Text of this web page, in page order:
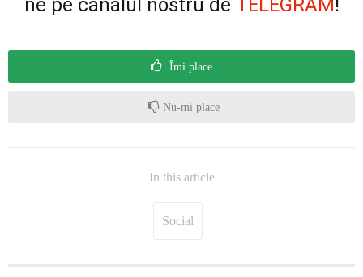
ne pe canalul nostru de TELEGRAM!
Îmi place
Nu-mi place
In this article
Social